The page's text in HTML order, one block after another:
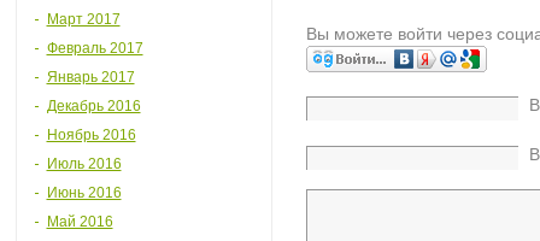
Март 2017
Февраль 2017
Январь 2017
Декабрь 2016
Ноябрь 2016
Июль 2016
Июнь 2016
Май 2016
Вы можете войти через